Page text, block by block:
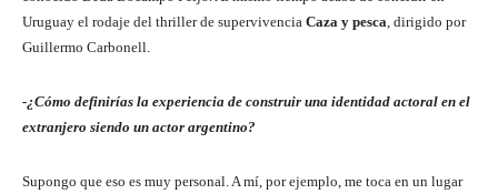
Uruguay el rodaje del thriller de supervivencia Caza y pesca , dirigido por
Guillermo Carbonell.
-¿Cómo definirías la experiencia de construir una identidad actoral en el
extranjero siendo un actor argentino?
Supongo que eso es muy personal. A mí, por ejemplo, me toca en un lugar